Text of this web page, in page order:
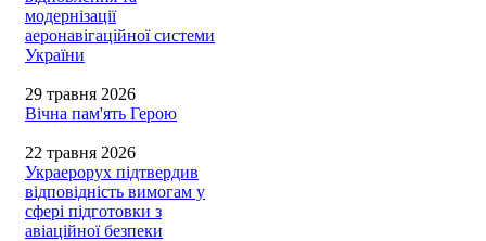
модернізації
аеронавігаційної системи
України
29 травня 2026
Вічна пам'ять Герою
22 травня 2026
Украерорух підтвердив
відповідність вимогам у
сфері підготовки з
авіаційної безпеки